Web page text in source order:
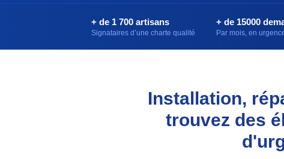
+ de 1 700 artisans
Signataires d’une charte qualité
+ de 15000
Par mois, en
Installation,
trouvez des